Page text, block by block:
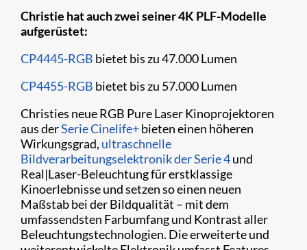
Christie hat auch zwei seiner 4K PLF-Modelle
aufgerüstet:
CP4445-RGB bietet bis zu 47.000 Lumen
CP4455-RGB bietet bis zu 57.000 Lumen
Christies neue RGB Pure Laser Kinoprojektoren
aus derSerie Cinelife+bieten einen höheren
Wirkungsgrad, ultraschnelle
Bildverarbeitungselektronik der Serie 4und
Real|Laser-Beleuchtung für erstklassige
Kinoerlebnisse und setzen so einen neuen
Maßstab bei der Bildqualität – mit dem
umfassendsten Farbumfang und Kontrast aller
Beleuchtungstechnologien. Die erweiterte und